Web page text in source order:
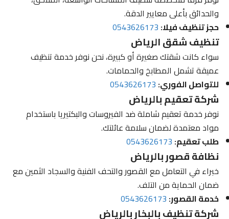
والحدائق بأعلى معايير الدقة.
حجز تنظيف فيلا:0543626173
تنظيف شقق الرياض
سواء كانت شقتك صغيرة أو كبيرة، نحن نوفر خدمة تنظيف
عميقة تشمل المطابخ والحمامات.
للتواصل الفوري:0543626173
شركة تعقيم بالرياض
نوفر خدمة تعقيم شاملة ضد الفيروسات والبكتيريا باستخدام
مواد معتمدة لضمان سلامة عائلتك.
طلب تعقيم:0543626173
نظافة قصور بالرياض
خبراء في التعامل مع القصور والتحف الفنية والسجاد الثمين مع
ضمان الحماية من التلف.
خدمة القصور:0543626173
شركة تنظيف بالبخار بالرياض